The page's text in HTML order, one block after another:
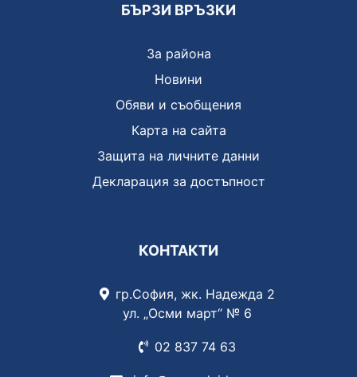
БЪРЗИ ВРЪЗКИ
За района
Новини
Обяви и съобщения
Карта на сайта
Защита на личните данни
Декларация за достъпност
КОНТАКТИ
гр.София, жк. Надежда 2
ул. „Осми март“ № 6
02 837 74 63